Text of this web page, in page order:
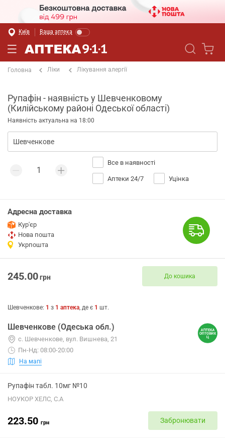
Київ Ваша аптека
Головна Ліки Лікування алергії
Рупафін - наявність у Шевченковому
(Килійському районі Одеської області)
Наявність актуальна на 18:00
Все в наявності
Аптеки 24/7 Уцінка
Адресна доставка
Кур'єр
Нова пошта
Укрпошта
245.00грн До кошика
Шевченкове: 1 з 1 аптека, де є 1 шт.
Шевченкове (Одеська обл.)
с. Шевченкове, вул. Вишнева, 21
Пн-Нд: 08:00-20:00
На мапі
Рупафін табл. 10мг №10
НОУКОР ХЕЛС, С.А
223.50 грн Забронювати